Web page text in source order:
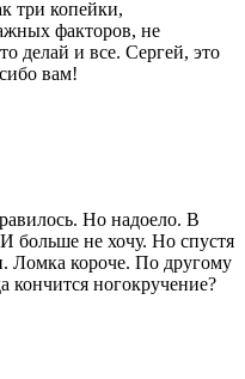
три копейки,
факторов, не
делай и все. Сергей, это
вам!
Но надоело. В
больше не хочу. Но спустя
Ломка короче. По другому
кончится ногокручение?